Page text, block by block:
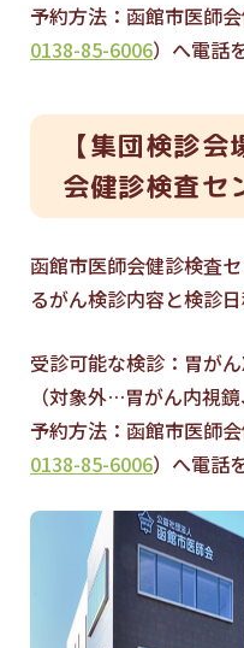
予約方法：函館市医師
0138-85-6006）へ電話
【集団検診
会健診検査セ
函館市医師会健診検査
るがん検診内容と検診
受診可能な検診：胃が
（対象外…胃がん内視
予約方法：函館市医師
0138-85-6006）へ電話